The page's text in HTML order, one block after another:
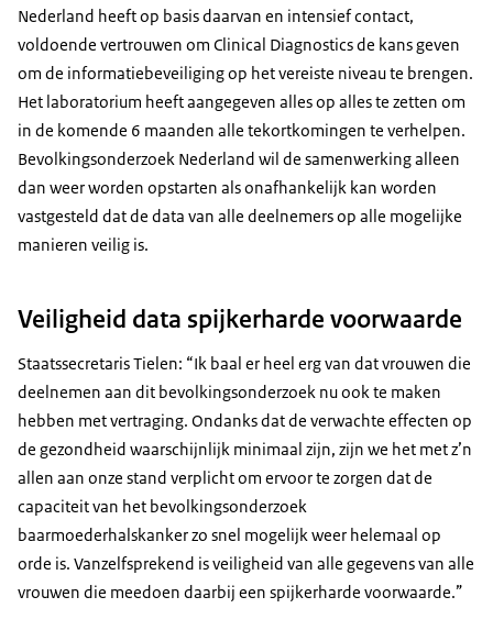
Nederland heeft op basis daarvan en intensief contact,
voldoende vertrouwen om Clinical Diagnostics de kans geven
om de informatiebeveiliging op het vereiste niveau te brengen.
Het laboratorium heeft aangegeven alles op alles te zetten om
in de komende 6 maanden alle tekortkomingen te verhelpen.
Bevolkingsonderzoek Nederland wil de samenwerking alleen
dan weer worden opstarten als onafhankelijk kan worden
vastgesteld dat de data van alle deelnemers op alle mogelijke
manieren veilig is.
Veiligheid data spijkerharde voorwaarde
Staatssecretaris Tielen: “Ik baal er heel erg van dat vrouwen die
deelnemen aan dit bevolkingsonderzoek nu ook te maken
hebben met vertraging. Ondanks dat de verwachte effecten op
de gezondheid waarschijnlijk minimaal zijn, zijn we het met z’n
allen aan onze stand verplicht om ervoor te zorgen dat de
capaciteit van het bevolkingsonderzoek
baarmoederhalskanker zo snel mogelijk weer helemaal op
orde is. Vanzelfsprekend is veiligheid van alle gegevens van alle
vrouwen die meedoen daarbij een spijkerharde voorwaarde.”